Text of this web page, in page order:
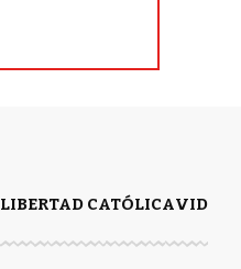
LIBERTAD CATÓLICAVIDA